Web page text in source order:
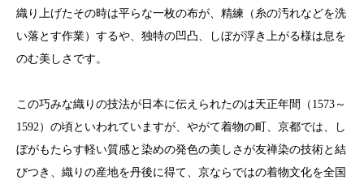
織り上げたその時は平らな一枚の布が、精練（糸の汚れなどを洗
い落とす作業）するや、独特の凹凸、しぼが浮き上がる様は息を
のむ美しさです。
この巧みな織りの技法が日本に伝えられたのは天正年間（1573～
1592）の頃といわれていますが、やがて着物の町、京都では、し
ぼがもたらす軽い質感と染めの発色の美しさが友禅染の技術と結
びつき、織りの産地を丹後に得て、京ならではの着物文化を全国